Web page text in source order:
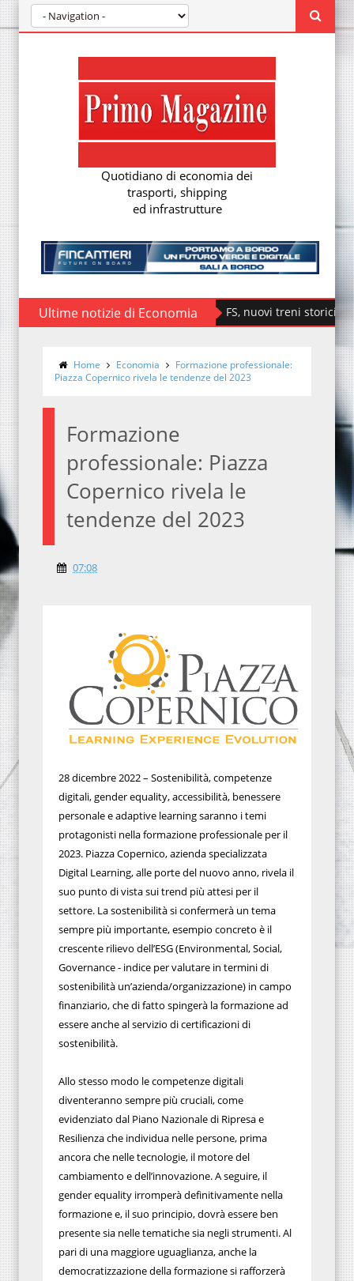
Quotidiano di economia dei
trasporti, shipping
ed infrastrutture
Ultime notizie di Economia
Fondazione FS, nuovi treni storici speciali
Home Economia
Formazione professionale:
Piazza Copernico rivela le tendenze del 2023
Formazione
professionale: Piazza
Copernico rivela le
tendenze del 2023
07:08
28 dicembre 2022 – Sostenibilità, competenze
digitali, gender equality, accessibilità, benessere
personale e adaptive learning saranno i temi
protagonisti nella formazione professionale per il
2023. Piazza Copernico, azienda specializzata
Digital Learning, alle porte del nuovo anno, rivela il
suo punto di vista sui trend più attesi per il
settore. La sostenibilità si confermerà un tema
sempre più importante, esempio concreto è il
crescente rilievo dell’ESG (Environmental, Social,
Governance - indice per valutare in termini di
sostenibilità un’azienda/organizzazione) in campo
finanziario, che di fatto spingerà la formazione ad
essere anche al servizio di certificazioni di
sostenibilità.
Allo stesso modo le competenze digitali
diventeranno sempre più cruciali, come
evidenziato dal Piano Nazionale di Ripresa e
Resilienza che individua nelle persone, prima
ancora che nelle tecnologie, il motore del
cambiamento e dell’innovazione. A seguire, il
gender equality irromperà definitivamente nella
formazione e, il suo principio, dovrà essere ben
presente sia nelle tematiche sia negli strumenti. Al
pari di una maggiore uguaglianza, anche la
democratizzazione della formazione si rafforzerà